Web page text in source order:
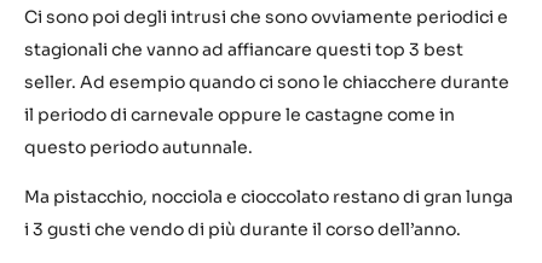
Ci sono poi degli intrusi che sono ovviamente periodici e
stagionali che vanno ad affiancare questi top 3 best
seller. Ad esempio quando ci sono le chiacchere durante
il periodo di carnevale oppure le castagne come in
questo periodo autunnale.
Ma pistacchio, nocciola e cioccolato restano di gran lunga
i 3 gusti che vendo di più durante il corso dell’anno.